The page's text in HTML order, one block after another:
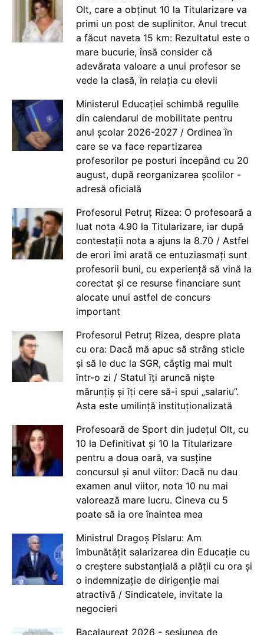
Olt, care a obținut 10 la Titularizare va
primi un post de suplinitor. Anul trecut
a făcut naveta 15 km: Rezultatul este o
mare bucurie, însă consider că
adevărata valoare a unui profesor se
vede la clasă, în relația cu elevii
Ministerul Educației schimbă regulile
din calendarul de mobilitate pentru
anul școlar 2026-2027 / Ordinea în
care se va face repartizarea
profesorilor pe posturi începând cu 20
august, după reorganizarea școlilor -
adresă oficială
Profesorul Petruț Rizea: O profesoară a
luat nota 4.90 la Titularizare, iar după
contestații nota a ajuns la 8.70 / Astfel
de erori îmi arată ce entuziasmați sunt
profesorii buni, cu experiență să vină la
corectat și ce resurse financiare sunt
alocate unui astfel de concurs
important
Profesorul Petruț Rizea, despre plata
cu ora: Dacă mă apuc să strâng sticle
și să le duc la SGR, câștig mai mult
într-o zi / Statul îți aruncă niște
mărunțiș și îți cere să-i spui „salariu”.
Asta este umilință instituționalizată
Profesoară de Sport din județul Olt, cu
10 la Definitivat și 10 la Titularizare
pentru a doua oară, va susține
concursul și anul viitor: Dacă nu dau
examen anul viitor, nota 10 nu mai
valorează mare lucru. Cineva cu 5
poate să ia ore înaintea mea
Ministrul Dragoș Pîslaru: Am
îmbunătățit salarizarea din Educație cu
o creștere substanțială a plății cu ora și
o indemnizație de dirigenție mai
atractivă / Sindicatele, invitate la
negocieri
Bacalaureat 2026 - sesiunea de